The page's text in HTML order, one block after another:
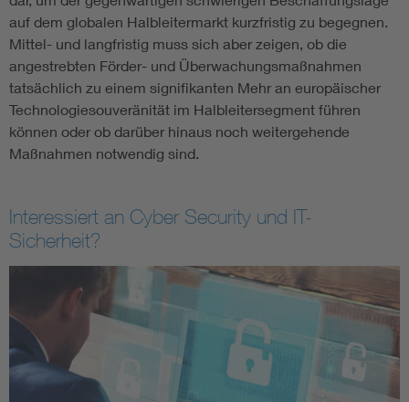
auf dem globalen Halbleitermarkt kurzfristig zu begegnen.
Mittel- und langfristig muss sich aber zeigen, ob die
angestrebten Förder- und Überwachungsmaßnahmen
tatsächlich zu einem signifikanten Mehr an europäischer
Technologiesouveränität im Halbleitersegment führen
können oder ob darüber hinaus noch weitergehende
Maßnahmen notwendig sind.
Interessiert an Cyber Security und IT-
Sicherheit?